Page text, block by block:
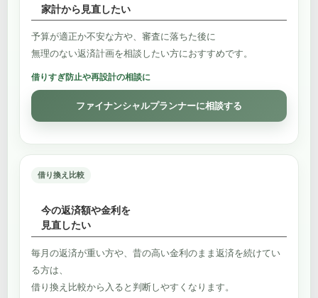
家計から見直したい
予算が適正か不安な方や、審査に落ちた後に
無理のない返済計画を相談したい方におすすめです。
借りすぎ防止や再設計の相談に
ファイナンシャルプランナーに相談する
借り換え比較
今の返済額や金利を
見直したい
毎月の返済が重い方や、昔の高い金利のまま返済を続けてい
る方は、
借り換え比較から入ると判断しやすくなります。